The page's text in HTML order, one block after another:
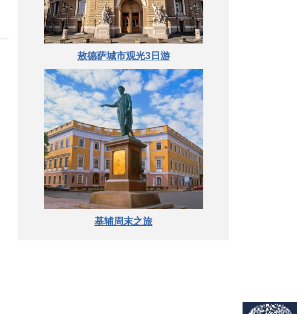
敖德萨城市观光3日游
基辅周末之旅